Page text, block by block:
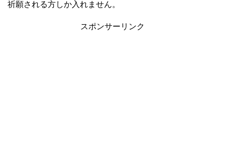
祈願される方しか入れません。
スポンサーリンク